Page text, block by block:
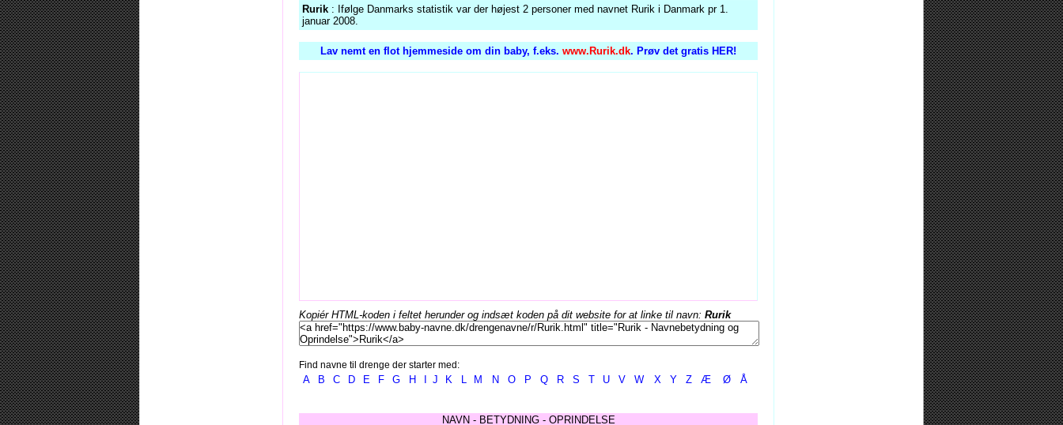
Rurik : Ifølge Danmarks statistik var der højest 2 personer med navnet Rurik i Danmark pr 1.
januar 2008.
Lav nemt en flot hjemmeside om din baby, f.eks. www.Rurik.dk. Prøv det gratis HER!
Kopiér HTML-koden i feltet herunder og indsæt koden på dit website for at linke til navn: Rurik
Find navne til drenge der starter med:
A B C D E F G H J K L M N O P Q R S T U V W X Y Z Æ Ø Å
NAVN - BETYDNING - OPRINDELSE